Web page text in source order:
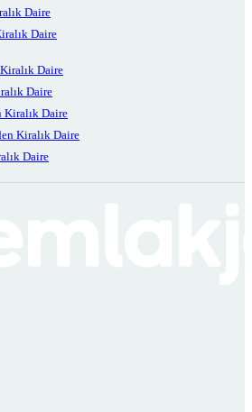
Daire
Daire
Daire
Daire
Kiralık Daire
Kiralık Daire
Daire